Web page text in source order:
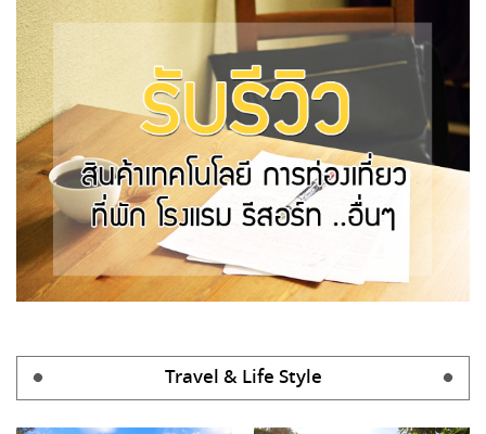
Travel & Life Style